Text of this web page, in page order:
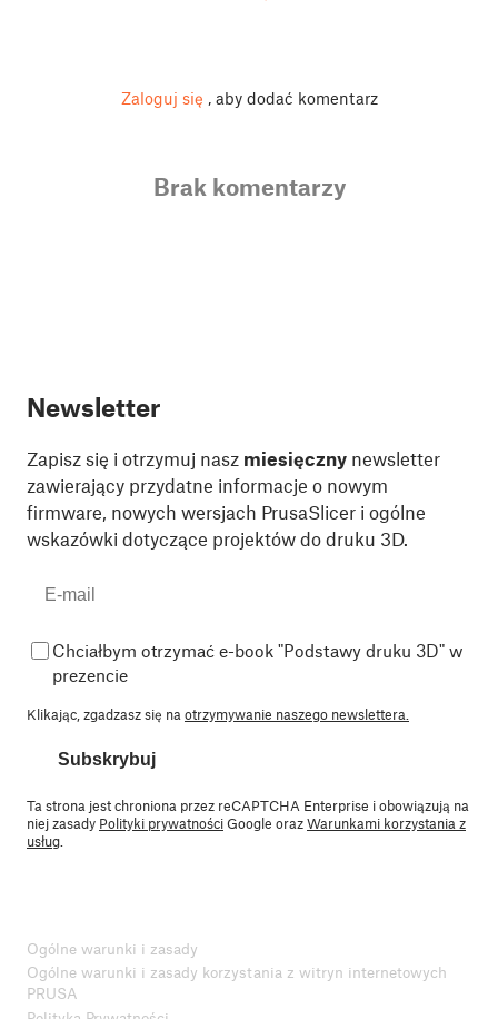
Zaloguj się , aby dodać komentarz
Brak komentarzy
Newsletter
Zapisz się i otrzymuj nasz miesięczny newsletter
zawierający przydatne informacje o nowym
firmware, nowych wersjach PrusaSlicer i ogólne
wskazówki dotyczące projektów do druku 3D.
Chciałbym otrzymać e-book "Podstawy druku 3D" w
prezencie
Klikając, zgadzasz się naotrzymywanie naszego newslettera.
Subskrybuj
Ta strona jest chroniona przez reCAPTCHA Enterprise i obowiązują na
niej zasady Polityki prywatnościGoogle orazWarunkami korzystania z
usług.
Ogólne warunki i zasady
Ogólne warunki i zasady korzystania z witryn internetowych
PRUSA